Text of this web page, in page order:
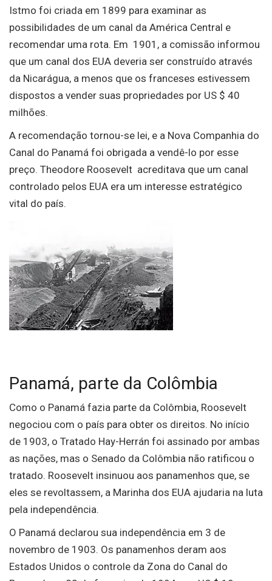
Istmo foi criada em 1899 para examinar as
possibilidades de um canal da América Central e
recomendar uma rota. Em 1901, a comissão informou
que um canal dos EUA deveria ser construído através
da Nicarágua, a menos que os franceses estivessem
dispostos a vender suas propriedades por US $ 40
milhões.
A recomendação tornou-se lei, e a Nova Companhia do
Canal do Panamá foi obrigada a vendê-lo por esse
preço. Theodore Roosevelt acreditava que um canal
controlado pelos EUA era um interesse estratégico
vital do país.
Panamá, parte da Colômbia
Como o Panamá fazia parte da Colômbia, Roosevelt
negociou com o país para obter os direitos. No início
de 1903, o Tratado Hay-Herrán foi assinado por ambas
as nações, mas o Senado da Colômbia não ratificou o
tratado. Roosevelt insinuou aos panamenhos que, se
eles se revoltassem, a Marinha dos EUA ajudaria na luta
pela independência.
O Panamá declarou sua independência em 3 de
novembro de 1903. Os panamenhos deram aos
Estados Unidos o controle da Zona do Canal do